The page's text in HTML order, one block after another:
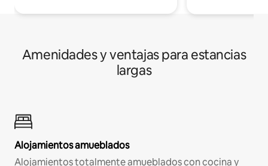
Amenidades y ventajas para estancias
largas
Alojamientos amueblados
Alojamientos totalmente amueblados con cocina y